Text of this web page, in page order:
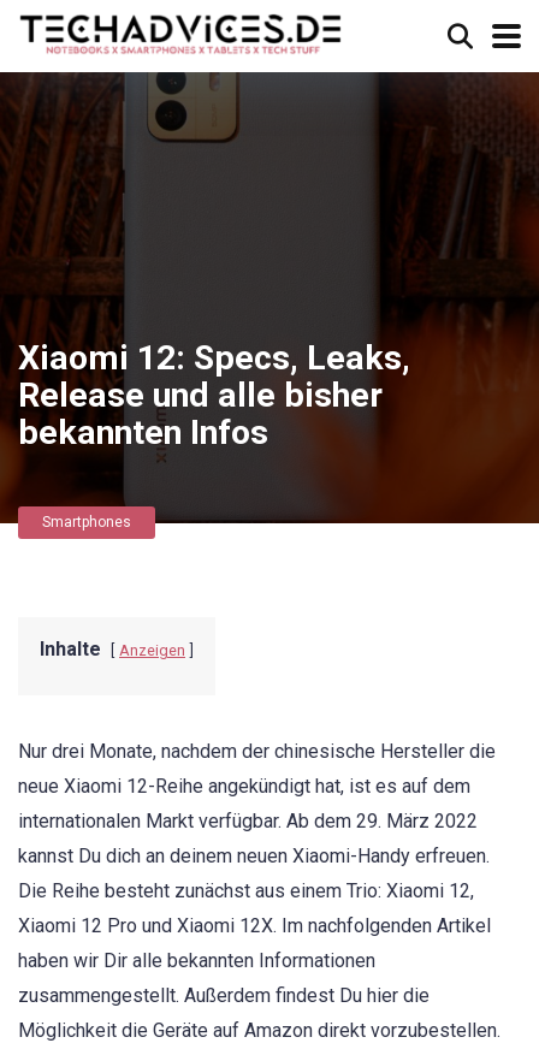
Xiaomi 12: Specs, Leaks,
Release und alle bisher
bekannten Infos
Smartphones
Inhalte Anzeigen
Nur drei Monate, nachdem der chinesische Hersteller die
neue Xiaomi 12-Reihe angekündigt hat, ist es auf dem
internationalen Markt verfügbar. Ab dem 29. März 2022
kannst Du dich an deinem neuen Xiaomi-Handy erfreuen.
Die Reihe besteht zunächst aus einem Trio: Xiaomi 12,
Xiaomi 12 Pro und Xiaomi 12X. Im nachfolgenden Artikel
haben wir Dir alle bekannten Informationen
zusammengestellt. Außerdem findest Du hier die
Möglichkeit die Geräte auf Amazon direkt vorzubestellen.